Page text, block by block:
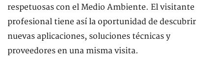
respetuosas con el Medio Ambiente. El visitante
profesional tiene así la oportunidad de descubrir
nuevas aplicaciones, soluciones técnicas y
proveedores en una misma visita.